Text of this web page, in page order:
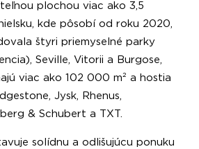
plochou viac ako 3,5
kde pôsobí od roku 2020,
štyri priemyselné parky
Seville, Vitorii a Burgose,
viac ako 102 000 m² a hostia
Jysk, Rhenus,
& Schubert a TXT.
solídnu a odlišujúcu ponuku